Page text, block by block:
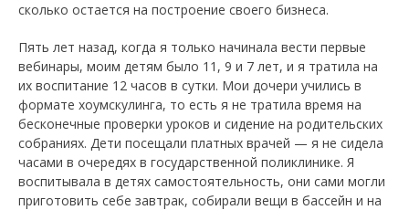
сколько остается на построение своего бизнеса.
Пять лет назад, когда я только начинала вести первые
вебинары, моим детям было 11, 9 и 7 лет, и я тратила на
их воспитание 12 часов в сутки. Мои дочери учились в
формате хоумскулинга, то есть я не тратила время на
бесконечные проверки уроков и сидение на родительских
собраниях. Дети посещали платных врачей — я не сидела
часами в очередях в государственной поликлинике. Я
воспитывала в детях самостоятельность, они сами могли
приготовить себе завтрак, собирали вещи в бассейн и на